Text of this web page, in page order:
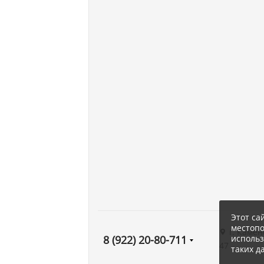
8 (922) 20-80-711
г.
Этот
таких